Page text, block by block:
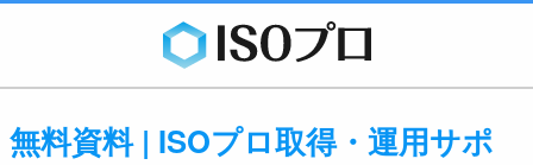
無料資料 | ISOプロ取得・運用サポ